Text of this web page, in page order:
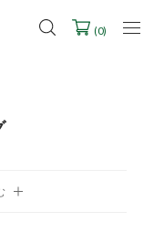
ケジュール
(0)